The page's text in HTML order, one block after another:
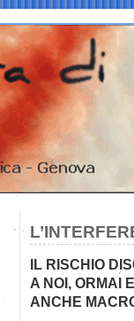
IL RISCHIO
A NOI, ORMAI
ANCHE